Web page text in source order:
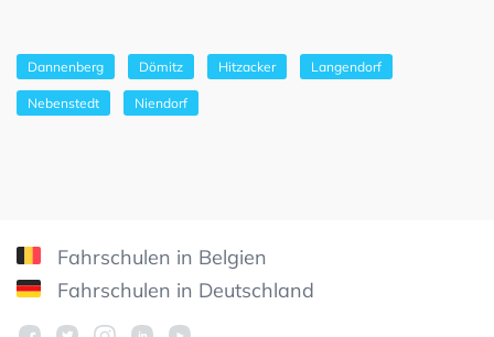
Dannenberg Dömitz Hitzacker Langendorf
Nebenstedt Niendorf
Fahrschulen in Belgien
Fahrschulen in Deutschland